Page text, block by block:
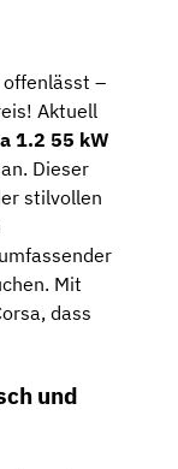
offenlässt –
Aktuell
1.2 55 kW
an. Dieser
stilvollen
Mit
dass
und